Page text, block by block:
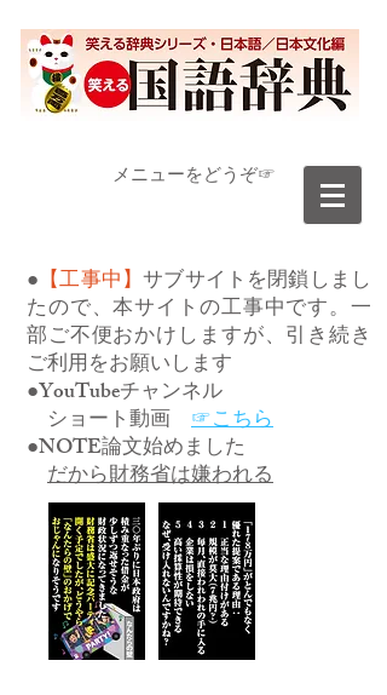
​メニューをどうぞ☞
● 【工事中】サブサイトを閉鎖しまし
たので、本サイトの工事中です。一
部ご不便おかけしますが、引き続き
ご利用をお願いします
●YouTubeチャンネル
ショート動画 ☞こちら
●NOTE論文始めました
だから財務省は嫌われる